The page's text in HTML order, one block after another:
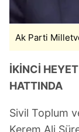
ilgili mevzuata
almak için
Ak Parti
İKİNCİ
HATTINDA
Sivil Toplum
Kerem Ali